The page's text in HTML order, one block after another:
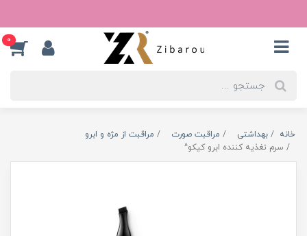
0
خانه بهداشتی مراقبت صورت
مراقبت از مژه و ابرو
سرم تغذیه کننده ابرو کیکو^